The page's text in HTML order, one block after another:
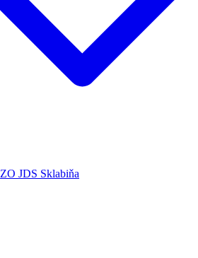
ZO JDS Sklabiňa